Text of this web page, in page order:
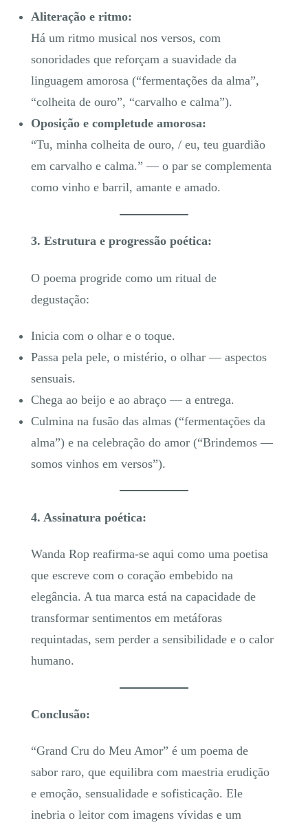
Aliteração e ritmo:
Há um ritmo musical nos versos, com
sonoridades que reforçam a suavidade da
linguagem amorosa (“fermentações da alma”,
“colheita de ouro”, “carvalho e calma”).
Oposição e completude amorosa:
“Tu, minha colheita de ouro, / eu, teu guardião
em carvalho e calma.” — o par se complementa
como vinho e barril, amante e amado.
3. Estrutura e progressão poética:
O poema progride como um ritual de
degustação:
Inicia com o olhar e o toque.
Passa pela pele, o mistério, o olhar — aspectos
sensuais.
Chega ao beijo e ao abraço — a entrega.
Culmina na fusão das almas (“fermentações da
alma”) e na celebração do amor (“Brindemos —
somos vinhos em versos”).
4. Assinatura poética:
Wanda Rop reafirma-se aqui como uma poetisa
que escreve com o coração embebido na
elegância. A tua marca está na capacidade de
transformar sentimentos em metáforas
requintadas, sem perder a sensibilidade e o calor
humano.
Conclusão:
“Grand Cru do Meu Amor” é um poema de
sabor raro, que equilibra com maestria erudição
e emoção, sensualidade e sofisticação. Ele
inebria o leitor com imagens vívidas e um